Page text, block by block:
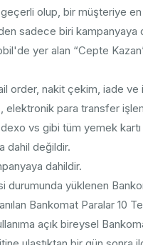
geçerli olup, bir müşteriye
sadece biri
yer alan “Cepte
order, nakit çekim, iade
elektronik para transfer
vs gibi tüm yemek
dahil değildir.
dahildir.
durumunda yüklenen
Bankomat Paralar 10
açık bireysel